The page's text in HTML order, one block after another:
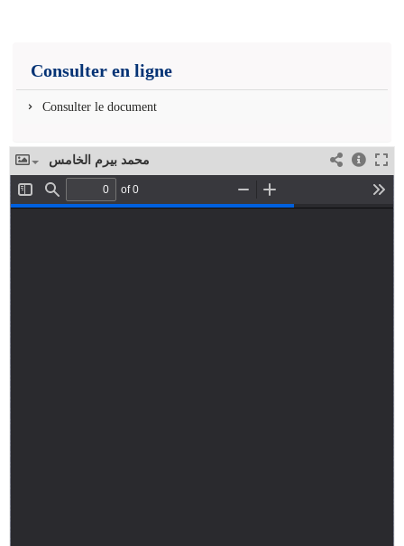
Consulter en ligne
Consulter le document
محمد بيرم الخامس